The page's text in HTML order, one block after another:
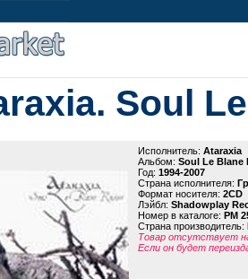
Soul
Исполнитель: Ataraxia
Альбом: Soul Le Blane
Год: 1994-2007
Страна исполнителя:
Формат носителя: 2CD
Лэйбл: Shadowplay
Номер в каталоге: PM
Страна производитель:
Товар отсутствует
Если он будет